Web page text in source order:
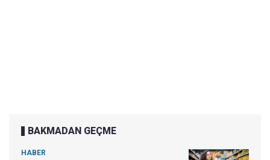
BAKMADAN GEÇME
HABER